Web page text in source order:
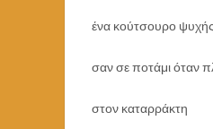
ένα κούτσουρο
σαν σε ποτάμι όταν
στον καταρράκτη